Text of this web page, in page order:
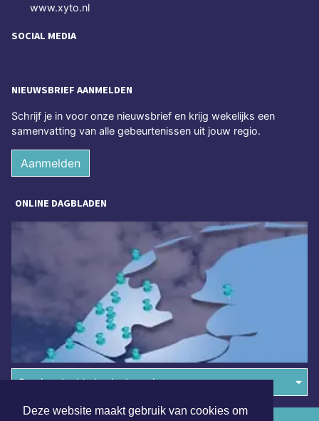
Deze website maakt gebruik van cookies om
www.xyto.nl
SOCIAL MEDIA
NIEUWSBRIEF AANMELDEN
Schrijf je in voor onze nieuwsbrief en krijg wekelijks een
samenvatting van alle gebeurtenissen uit jouw regio.
Aanmelden
ONLINE DAGBLADEN
Overige dagbladen in de regio